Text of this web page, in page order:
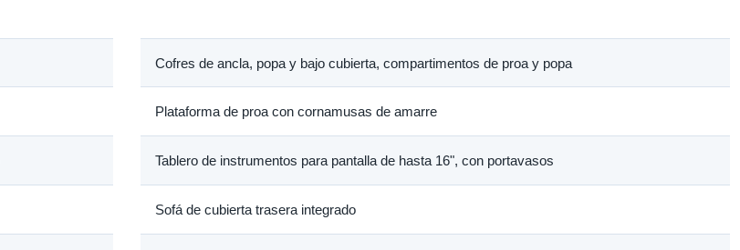
Cofres de ancla, popa y bajo cubierta, compartimentos de proa y popa
Plataforma de proa con cornamusas de amarre
Tablero de instrumentos para pantalla de hasta 16", con portavasos
Sofá de cubierta trasera integrado